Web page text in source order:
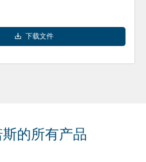
下载文件
的所有产品